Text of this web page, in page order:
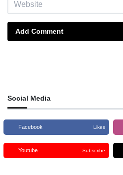
Add Comment
Social Media
Facebook Likes
Youtube Subscribe